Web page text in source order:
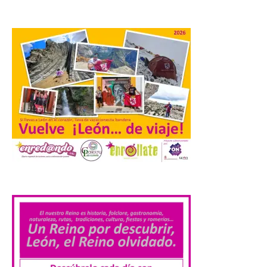
El Ayuntamiento de
Cabrillanes analizará,
conforme a la legalidad, la
solicitud para la
celebración del Iberia
Eclipse Festival
6 Ago 2026
Ayuntamiento una
solicitud relacionada con
la celebración de este evento. Ante las
informaciones aparecidas en distintos
medios de comunicación sobre la posible
celebración del denominado Iberia
Eclipse Festival en […]